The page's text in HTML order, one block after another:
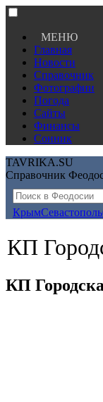
МЕНЮ
Главная
Новости
Справочник
Фотографии
Погода
Сайты
Финансы
Сонник
TAVRIKA.SU
Справочник
КрымСевастополь
КП
КП